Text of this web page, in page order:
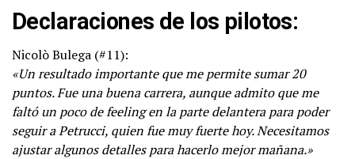
Declaraciones de los pilotos:
Nicolò Bulega (#11):
«Un resultado importante que me permite sumar 20
puntos. Fue una buena carrera, aunque admito que me
faltó un poco de feeling en la parte delantera para poder
seguir a Petrucci, quien fue muy fuerte hoy. Necesitamos
ajustar algunos detalles para hacerlo mejor mañana.»